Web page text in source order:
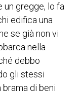
un gregge, lo fa
edifica una
se già non vi
nella
debbo
gli stessi
di beni